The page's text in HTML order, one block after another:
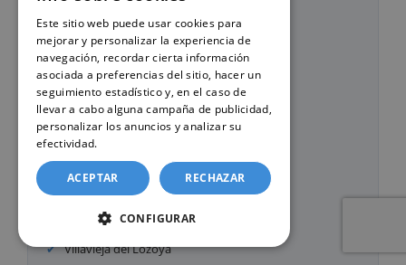
Villamanrique de Tajo
Villamanta
Villamantilla
Villanueva de la Cañada
Villanueva de Perales
Villanueva del Pardillo
Villar del Olmo
Villarejo de Salvanés
Villaviciosa de Odón
Villavieja del Lozoya
Este sitio web puede usar cookies para
mejorar y personalizar la experiencia de
navegación, recordar cierta información
asociada a preferencias del sitio, hacer un
seguimiento estadístico y, en el caso de
llevar a cabo alguna campaña de publicidad,
personalizar los anuncios y analizar su
efectividad.
ACEPTAR RECHAZAR
CONFIGURAR